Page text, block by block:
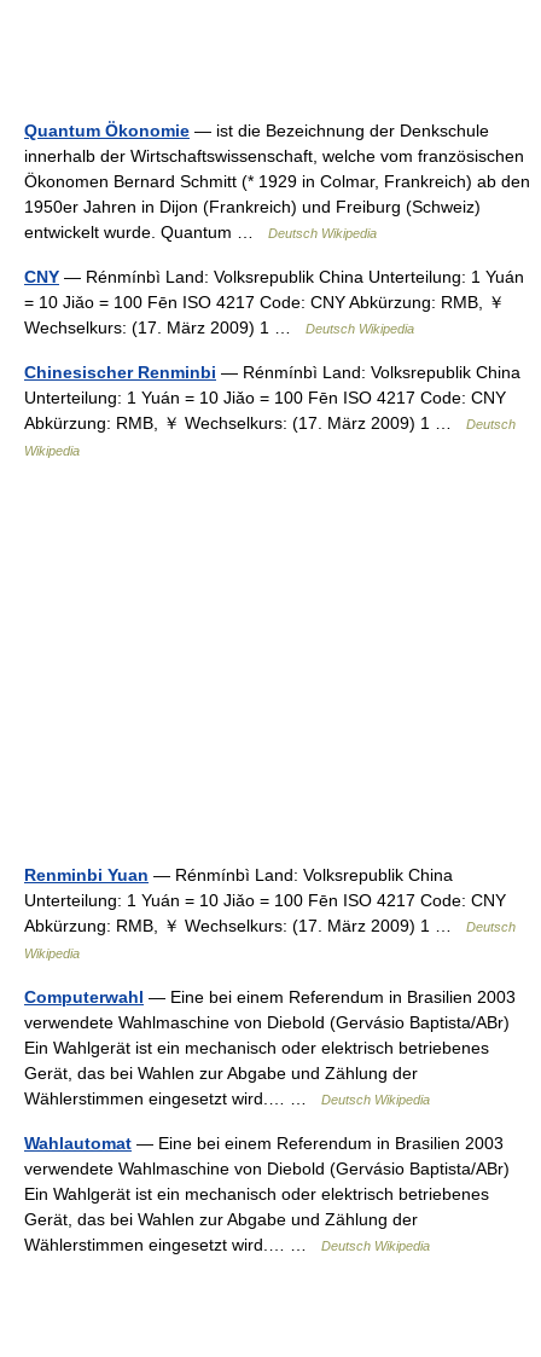
Quantum Ökonomie — ist die Bezeichnung der Denkschule
innerhalb der Wirtschaftswissenschaft, welche vom französischen
Ökonomen Bernard Schmitt (* 1929 in Colmar, Frankreich) ab den
1950er Jahren in Dijon (Frankreich) und Freiburg (Schweiz)
entwickelt wurde. Quantum …
Deutsch Wikipedia
CNY — Rénmínbì Land: Volksrepublik China Unterteilung: 1 Yuán
= 10 Jiǎo = 100 Fēn ISO 4217 Code: CNY Abkürzung: RMB, ￥
Wechselkurs: (17. März 2009) 1 …
Deutsch Wikipedia
Chinesischer Renminbi — Rénmínbì Land: Volksrepublik China
Unterteilung: 1 Yuán = 10 Jiǎo = 100 Fēn ISO 4217 Code: CNY
Abkürzung: RMB, ￥ Wechselkurs: (17. März 2009) 1 …
Deutsch
Wikipedia
Renminbi Yuan — Rénmínbì Land: Volksrepublik China
Unterteilung: 1 Yuán = 10 Jiǎo = 100 Fēn ISO 4217 Code: CNY
Abkürzung: RMB, ￥ Wechselkurs: (17. März 2009) 1 …
Deutsch
Wikipedia
Computerwahl — Eine bei einem Referendum in Brasilien 2003
verwendete Wahlmaschine von Diebold (Gervásio Baptista/ABr)
Ein Wahlgerät ist ein mechanisch oder elektrisch betriebenes
Gerät, das bei Wahlen zur Abgabe und Zählung der
Wählerstimmen eingesetzt wird.… …
Deutsch Wikipedia
Wahlautomat — Eine bei einem Referendum in Brasilien 2003
verwendete Wahlmaschine von Diebold (Gervásio Baptista/ABr)
Ein Wahlgerät ist ein mechanisch oder elektrisch betriebenes
Gerät, das bei Wahlen zur Abgabe und Zählung der
Wählerstimmen eingesetzt wird.… …
Deutsch Wikipedia